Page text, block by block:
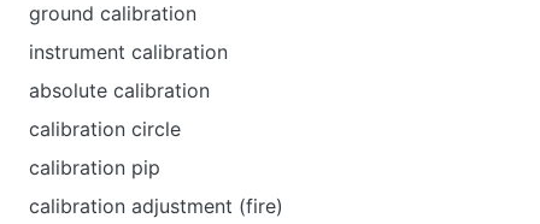
ground calibration
instrument calibration
absolute calibration
calibration circle
calibration pip
calibration adjustment (fire)